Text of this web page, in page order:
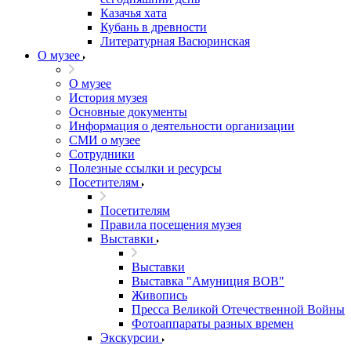
Казачья хата
Кубань в древности
Литературная Васюринская
О музее
О музее
История музея
Основные документы
Информация о деятельности организации
СМИ о музее
Сотрудники
Полезные ссылки и ресурсы
Посетителям
Посетителям
Правила посещения музея
Выставки
Выставки
Выставка "Амуниция ВОВ"
Живопись
Пресса Великой Отечественной Войны
Фотоаппараты разных времен
Экскурсии